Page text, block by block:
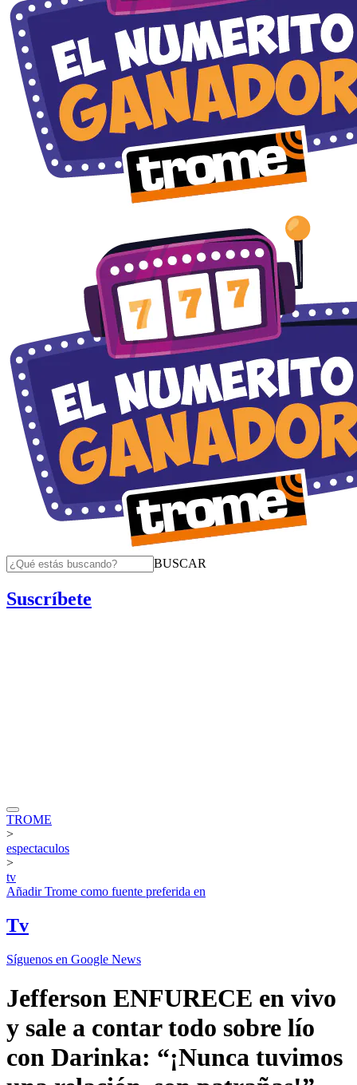
BUSCAR
Suscríbete
TROME
>
espectaculos
>
tv
AñadirTrome como fuente preferida en
Tv
Síguenos en Google News
Jefferson ENFURECE en vivo
y sale a contar todo sobre lío
con Darinka: “¡Nunca tuvimos